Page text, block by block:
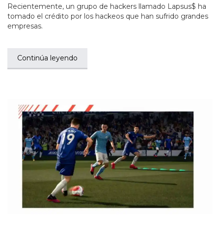
Recientemente, un grupo de hackers llamado Lapsus$ ha
tomado el crédito por los hackeos que han sufrido grandes
empresas.
Continúa leyendo